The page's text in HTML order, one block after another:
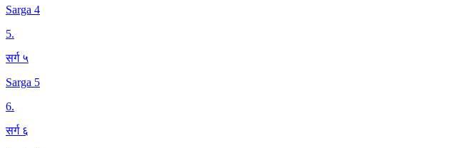
Sarga 4
5.
सर्ग ५
Sarga 5
6.
सर्ग ६